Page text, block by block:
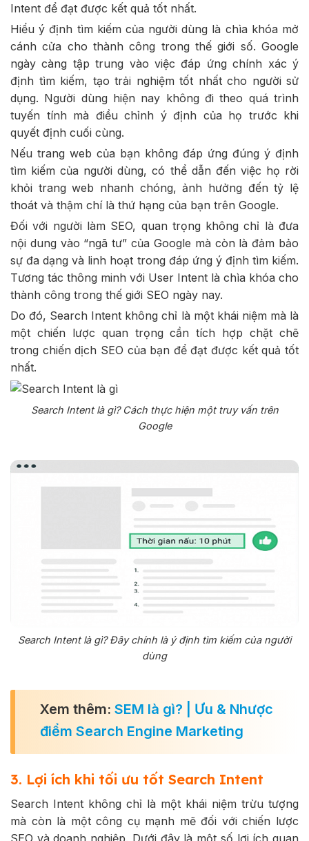
Intent để đạt được kết quả tốt nhất.
Hiểu ý định tìm kiếm của người dùng là chìa khóa mở
cánh cửa cho thành công trong thế giới số. Google
ngày càng tập trung vào việc đáp ứng chính xác ý
định tìm kiếm, tạo trải nghiệm tốt nhất cho người sử
dụng. Người dùng hiện nay không đi theo quá trình
tuyến tính mà điều chỉnh ý định của họ trước khi
quyết định cuối cùng.
Nếu trang web của bạn không đáp ứng đúng ý định
tìm kiếm của người dùng, có thể dẫn đến việc họ rời
khỏi trang web nhanh chóng, ảnh hưởng đến tỷ lệ
thoát và thậm chí là thứ hạng của bạn trên Google.
Đối với người làm SEO, quan trọng không chỉ là đưa
nội dung vào “ngã tư” của Google mà còn là đảm bảo
sự đa dạng và linh hoạt trong đáp ứng ý định tìm kiếm.
Tương tác thông minh với User Intent là chìa khóa cho
thành công trong thế giới SEO ngày nay.
Do đó, Search Intent không chỉ là một khái niệm mà là
một chiến lược quan trọng cần tích hợp chặt chẽ
trong chiến dịch SEO của bạn để đạt được kết quả tốt
nhất.
Search Intent là gì? Cách thực hiện một truy vấn trên
Google
Search Intent là gì? Đây chính là ý định tìm kiếm của người
dùng
Xem thêm: SEM là gì? | Ưu & Nhược
điểm Search Engine Marketing
3. Lợi ích khi tối ưu tốt Search Intent
Search Intent không chỉ là một khái niệm trừu tượng
mà còn là một công cụ mạnh mẽ đối với chiến lược
SEO và doanh nghiệp. Dưới đây là một số lợi ích quan